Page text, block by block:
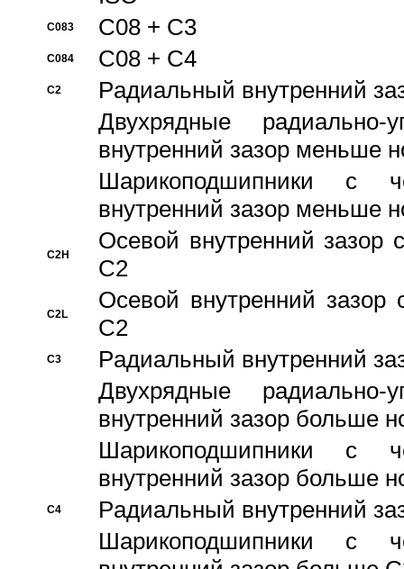
C083 C08 + C3
C084 C08 + C4
C2
Pадиальный внутренний
Двухрядные радиально-
внутренний зазор меньше
Шарикоподшипники с
внутренний зазор меньше
C2H
Осевой внутренний зазор
C2
C2L
Осевой внутренний зазор
C2
C3
Pадиальный внутренний
Двухрядные радиально-
внутренний зазор больше
Шарикоподшипники с
внутренний зазор больше
C4
Pадиальный внутренний
Шарикоподшипники с